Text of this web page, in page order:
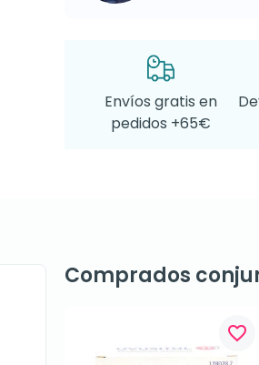
Envíos gratis en
pedidos +65€
Comprados
favorite_border